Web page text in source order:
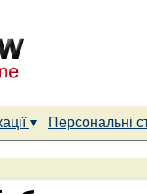
Персональні